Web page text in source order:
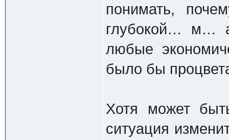
понимать,
глубокой… м…
любые
было бы
Хотя может
ситуация